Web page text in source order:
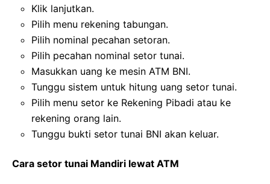
Klik lanjutkan.
Pilih menu rekening tabungan.
Pilih nominal pecahan setoran.
Pilih pecahan nominal setor tunai.
Masukkan uang ke mesin ATM BNI.
Tunggu sistem untuk hitung uang setor tunai.
Pilih menu setor ke Rekening Pibadi atau ke
rekening orang lain.
Tunggu bukti setor tunai BNI akan keluar.
Cara setor tunai Mandiri lewat ATM